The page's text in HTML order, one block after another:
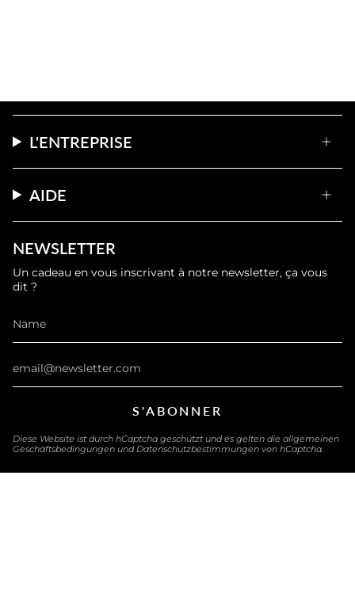
L'ENTREPRISE
AIDE
NEWSLETTER
Un cadeau en vous inscrivant à notre newsletter, ça vous
dit ?
S'ABONNER
Diese Website ist durch hCaptcha geschützt und es gelten die allgemeinen
Geschäftsbedingungen undDatenschutzbestimmungen von hCaptcha.